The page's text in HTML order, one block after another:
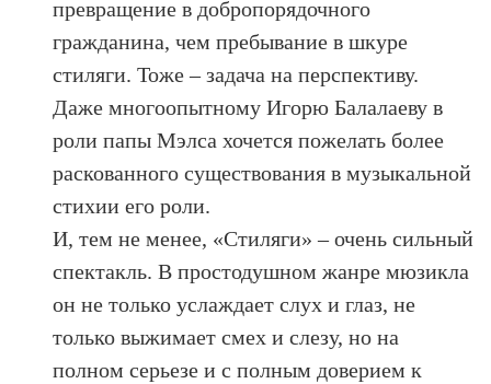
превращение в добропорядочного
гражданина, чем пребывание в шкуре
стиляги. Тоже – задача на перспективу.
Даже многоопытному Игорю Балалаеву в
роли папы Мэлса хочется пожелать более
раскованного существования в музыкальной
стихии его роли.
И, тем не менее, «Стиляги» – очень сильный
спектакль. В простодушном жанре мюзикла
он не только услаждает слух и глаз, не
только выжимает смех и слезу, но на
полном серьезе и с полным доверием к